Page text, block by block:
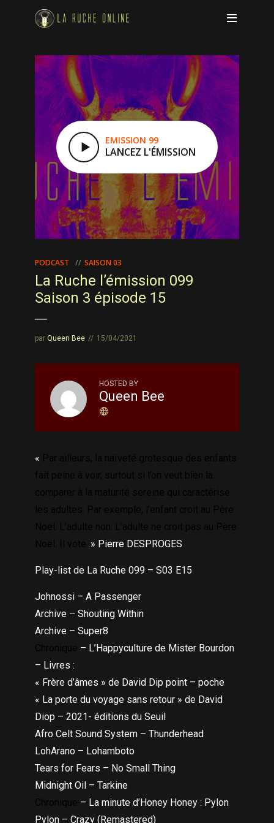
EMISSION 99
LANCEZ L'ÉMISSION
PODCAST SAISON 03
La Ruche l’émission 099
Saison 3 épisode 15
par Queen Bee 15/04/2021
HOSTED BY
Queen Bee
«
» Pierre DESPROGES
Play-list de La Ruche 099 – S03 E15
Johnossi – A Passenger
Archive – Shouting Within
Archive – Super8
– L’Happyculture de Mister Bourdon
– Livres :
« Frère d’âmes » de David Dip point – poche
« La porte du voyage sans retour » de David
Diop – 2021- éditions du Seuil
Afro Celt Sound System – Thunderhead
LohArano – Lohamboto
Tears for Fears – No Small Thing
Midnight Oil – Tarkine
– La minute d’Honey Honey : Pylon
Pylon – Crazy (Remastered)